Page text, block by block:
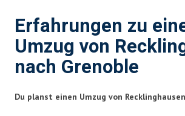
Erfahrungen zu
Umzug von
nach Grenoble
Du planst einen Umzug von